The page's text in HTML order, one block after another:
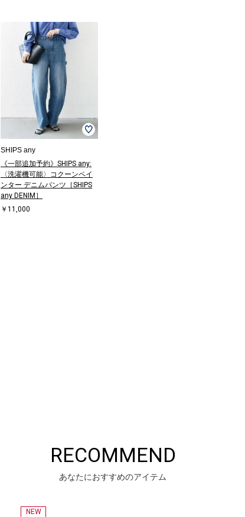
SHIPS any
《一部追加予約》SHIPS any:
〈洗濯機可能〉コクーンペイ
ンター デニムパンツ［SHIPS
any DENIM］
￥11,000
RECOMMEND
あなたにおすすめのアイテム
NEW